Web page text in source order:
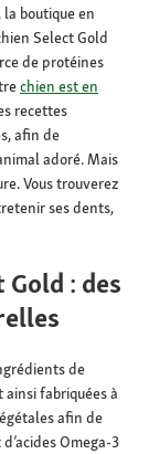
boutique en
Select Gold
de protéines
chien est en
recettes
afin de
adoré. Mais
Vous trouverez
ses dents,
: des
de
fabriquées à
afin de
Omega-3